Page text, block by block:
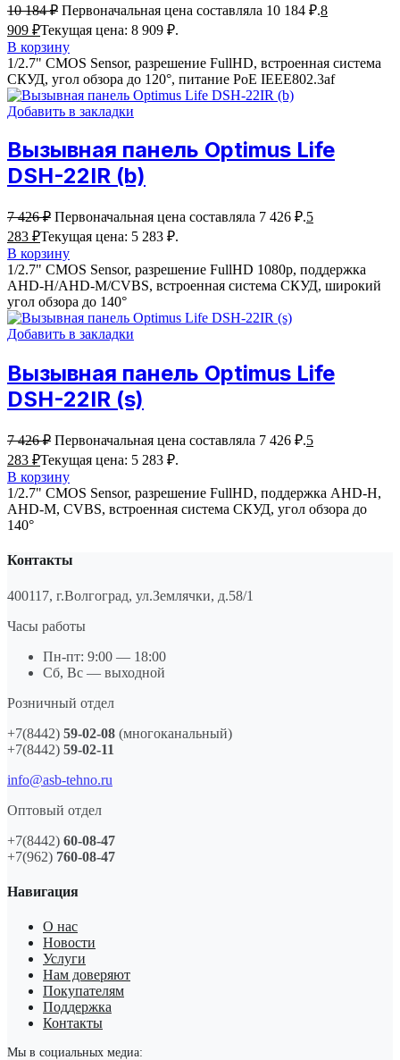
10 184₽ Первоначальная цена составляла 10 184 ₽.8
909 ₽Текущая цена: 8 909 ₽.
В корзину
1/2.7" CMOS Sensor, разрешение FullHD, встроенная система
СКУД, угол обзора до 120°, питание PoE IEEE802.3af
Добавить в закладки
Вызывная панель Optimus Life
DSH-22IR (b)
7 426₽ Первоначальная цена составляла 7 426 ₽.5
283 ₽Текущая цена: 5 283 ₽.
В корзину
1/2.7" CMOS Sensor, разрешение FullHD 1080р, поддержка
AHD-H/AHD-M/CVBS, встроенная система СКУД, широкий
угол обзора до 140°
Добавить в закладки
Вызывная панель Optimus Life
DSH-22IR (s)
7 426₽ Первоначальная цена составляла 7 426 ₽.5
283 ₽Текущая цена: 5 283 ₽.
В корзину
1/2.7" CMOS Sensor, разрешение FullHD, поддержка AHD-H,
AHD-M, CVBS, встроенная система СКУД, угол обзора до
140°
Контакты
400117, г.Волгоград, ул.Землячки, д.58/1
Часы работы
Пн-пт: 9:00 — 18:00
Сб, Вс — выходной
Розничный отдел
+7(8442) 59-02-08 (многоканальный)
+7(8442) 59-02-11
info@asb-tehno.ru
Оптовый отдел
+7(8442) 60-08-47
+7(962) 760-08-47
Навигация
О нас
Новости
Услуги
Нам доверяют
Покупателям
Поддержка
Контакты
Мы в социальных медиа: